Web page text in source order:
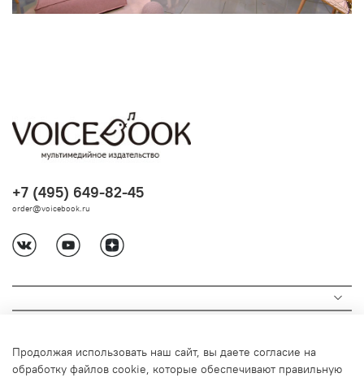
+7 (495) 649-82-45
order@voicebook.ru
Продолжая использовать наш сайт, вы даете согласие на
обработку файлов cookie, которые обеспечивают правильную